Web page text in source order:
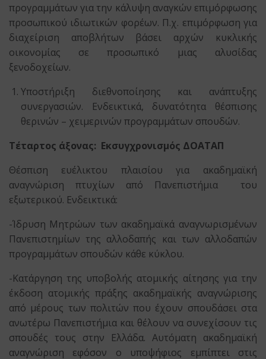
προγραμμάτων για την κάλυψη αναγκών επιμόρφωσης
προσωπικού ιδιωτικών φορέων. Π.χ. επιμόρφωση για
διαχείριση αποβλήτων βάσει αρχών κυκλικής
οικονομίας σε προσωπικό μιας αλυσίδας
ξενοδοχείων.
Υποστήριξη διεθνοποίησης και ανάπτυξης
συνεργασιών. Ενδεικτικά, δυνατότητα θέσπισης
θερινών – χειμερινών προγραμμάτων σπουδών.
Τέταρτος άξονας: Εκσυγχρονισμός ΔΟΑΤΑΠ
Θέσπιση ευέλικτου πλαισίου για ακαδημαϊκή
αναγνώριση πτυχίων από Πανεπιστήμια του
εξωτερικού. Ενδεικτικά:
-Ίδρυση Μητρώων των ακαδημαϊκά αναγνωρισμένων
Πανεπιστημίων της αλλοδαπής και των αλλοδαπών
προγραμμάτων σπουδών κάθε κύκλου.
-Κατάργηση της υποβολής ατομικής αίτησης για την
έκδοση ατομικής πράξης ακαδημαϊκής αναγνώρισης
από μέρους των πολιτών που έχουν σπουδάσει στα
ανωτέρω Πανεπιστήμια και θέλουν να συνεχίσουν τις
σπουδές τους στην Ελλάδα. Αυτόματη ακαδημαϊκή
αναγνώριση εφόσον ο υποψήφιος εμπίπτει στις